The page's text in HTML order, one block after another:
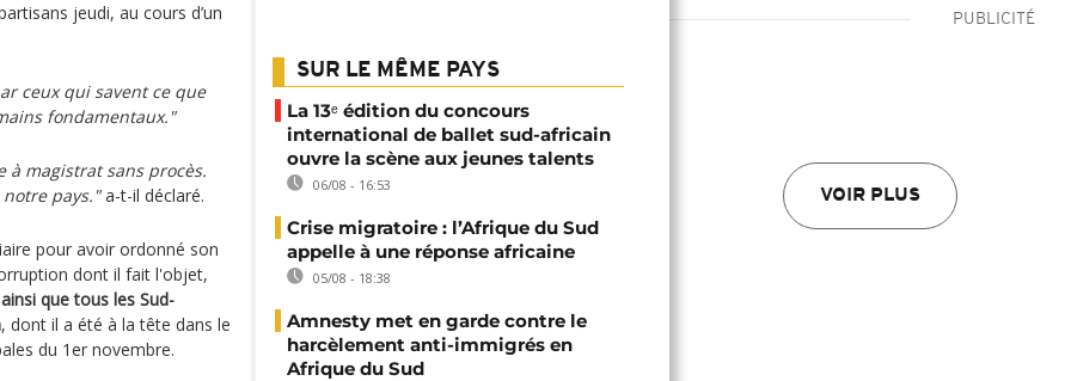
PUBLICITÉ
VOIR PLUS
jeudi, au cours d’un
ceux qui savent ce que
fondamentaux."
à magistrat sans procès.
pays."a-t-il déclaré.
pour avoir ordonné son
dont il fait l'objet,
que tous les Sud-
, dont il a été à la tête dans le
du 1er novembre.
SUR LE MÊME PAYS
La 13ᵉ édition du concours
international de ballet sud-africain
ouvre la scène aux jeunes talents
06/08 - 16:53
Crise migratoire : l’Afrique du Sud
appelle à une réponse africaine
05/08 - 18:38
Amnesty met en garde contre le
harcèlement anti-immigrés en
Afrique du Sud